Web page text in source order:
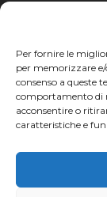
Per fornire le
per memorizzare
consenso a queste
comportamento di
acconsentire o
caratteristiche e